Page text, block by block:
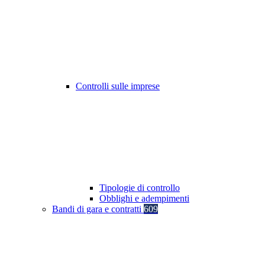
Controlli sulle imprese
Tipologie di controllo
Obblighi e adempimenti
Bandi di gara e contratti 609